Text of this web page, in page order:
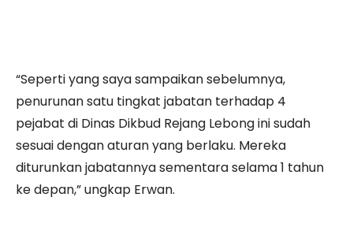
“Seperti yang saya sampaikan sebelumnya,
penurunan satu tingkat jabatan terhadap 4
pejabat di Dinas Dikbud Rejang Lebong ini sudah
sesuai dengan aturan yang berlaku. Mereka
diturunkan jabatannya sementara selama 1 tahun
ke depan,” ungkap Erwan.